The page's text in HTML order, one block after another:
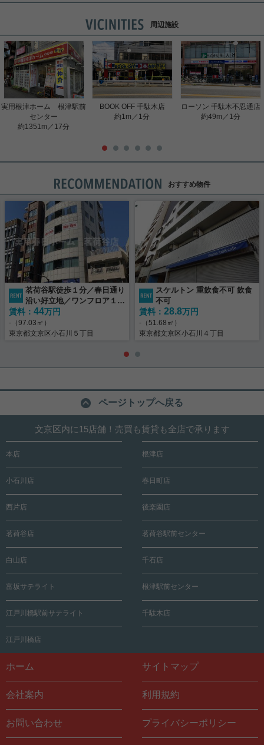
周辺施設
実用根津ホーム 根津駅前
センター
約1351m／17分
BOOK OFF 千駄木店
約1m／1分
ローソン 千駄木不忍通店
約49m／1分
おすすめ物件
茗荷谷駅徒歩１分／春日通り
沿い好立地／ワンフロア１テ
ナントのみ
賃料： 44万円
-（97.03㎡）
東京都文京区小石川５丁目
スケルトン 重飲食不可 飲食
不可
賃料： 28.8万円
-（51.68㎡）
東京都文京区小石川４丁目
ページトップへ戻る
文京区内に15店舗！売買も賃貸も全店で承ります
本店 根津店
小石川店 春日町店
西片店 後楽園店
茗荷谷店 茗荷谷駅前センター
白山店 千石店
富坂サテライト 根津駅前センター
江戸川橋駅前サテライト 千駄木店
江戸川橋店
ホーム サイトマップ
会社案内 利用規約
お問い合わせ プライバシーポリシー